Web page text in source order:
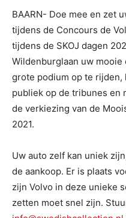
BAARN- Doe mee en zet
tijdens de Concours de
tijdens de SKOJ dagen
Wildenburglaan uw
grote podium op te rijden,
publiek op de tribunes en
de verkiezing van de
2021.
Uw auto zelf kan uniek
de aankoop. Er is plaats
zijn Volvo in deze unieke
zetten moet snel zijn.